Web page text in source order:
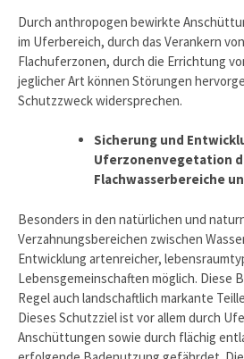
Durch anthropogen bewirkte
im Uferbereich, durch das Verankern
Flachuferzonen, durch die Errichtung
jeglicher Art können Störungen
Schutzzweck widersprechen.
Sicherung und
Uferzonenvegetation
Flachwasserbereiche
Besonders in den natürlichen und
Verzahnungsbereichen zwischen
Entwicklung artenreicher,
Lebensgemeinschaften möglich. Diese
Regel auch landschaftlich markante
Dieses Schutzziel ist vor allem durch
Anschüttungen sowie durch flächig